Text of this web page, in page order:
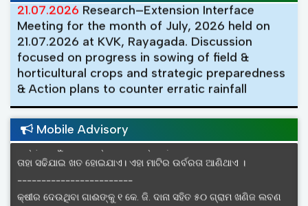
Meeting for the month of July, 2026 held on
21.07.2026 at KVK, Rayagada. Discussion
focused on progress in sowing of field &
horticultural crops and strategic preparedness
& Action plans to counter erratic rainfall
challenges triggered by the probable El Nino
phenomenon.
20.06.2026Live Webcast of the 23rd
Installment Release of PM-KISAN Samman Nidhi
at Collectorate, Rayagada in joint collaboration
with KVK and District Departments.
Mobile Advisory
କପା ଫସଲରେ କୋଡା ଖୁସା କରି ହୁଡ଼ା ଟେକି ଦିଅନ୍ତୁ, ଗଛ ୪୫ ଦିନର
ହୋଇଯାଇଥିଲେ ୧ ମି.ଲି. ପ୍ଲାନଫିକ୍ସକୁ ସାଢେ ଚାରି ଲିଟର ପାଣିରେ ଭଲ
ଭାବରେ ମିଶାଇ ସିଞ୍ଚନ କରନ୍ତୁ, ଫସଲର ୯୦ ଦିନ ପରେ କିମ୍ବା ୩ ଫୁଟ
ଉଚ୍ଚ ହୋଇଥିଲେ ଅଗ ଛିଣ୍ଡାଇ ଦିଅନ୍ତୁ ׀
------------------------
କଞ୍ଚା ଓ ସବୁଜ ଡାଳପତ୍ର ଜମିରେ ପ୍ରୟୋଗ କରି ମାଟିରେ ମିଶାଇ ଦେଲେ
ତାହା ସଢିଯାଇ ଖତ ହୋଇଯାଏ। ଏହା ମାଟିର ଉର୍ବରତା ଆଣିଥାଏ ।
------------------------
କ୍ଷୀର ଦେଉଥିବା ଗାଈଙ୍କୁ ୧ କେ. ଜି. ଦାନା ସହିତ ୫୦ ଗ୍ରାମ ଖଣିଜ ଲବଣ
ଦିୟନ୍ତୁ